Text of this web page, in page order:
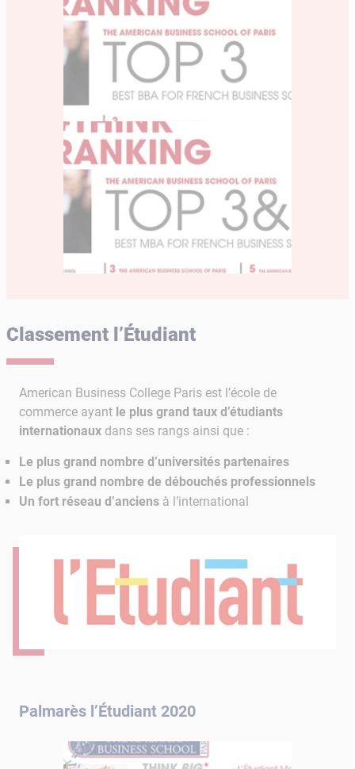
Classement l’Étudiant
American Business College Paris est l’école de
commerce ayant le plus grand taux d’étudiants
internationaux dans ses rangs ainsi que :
Le plus grand nombre d’universités partenaires
Le plus grand nombre de débouchés professionnels
Un fort réseau d’anciens à l’international
Palmarès l’Étudiant 2020